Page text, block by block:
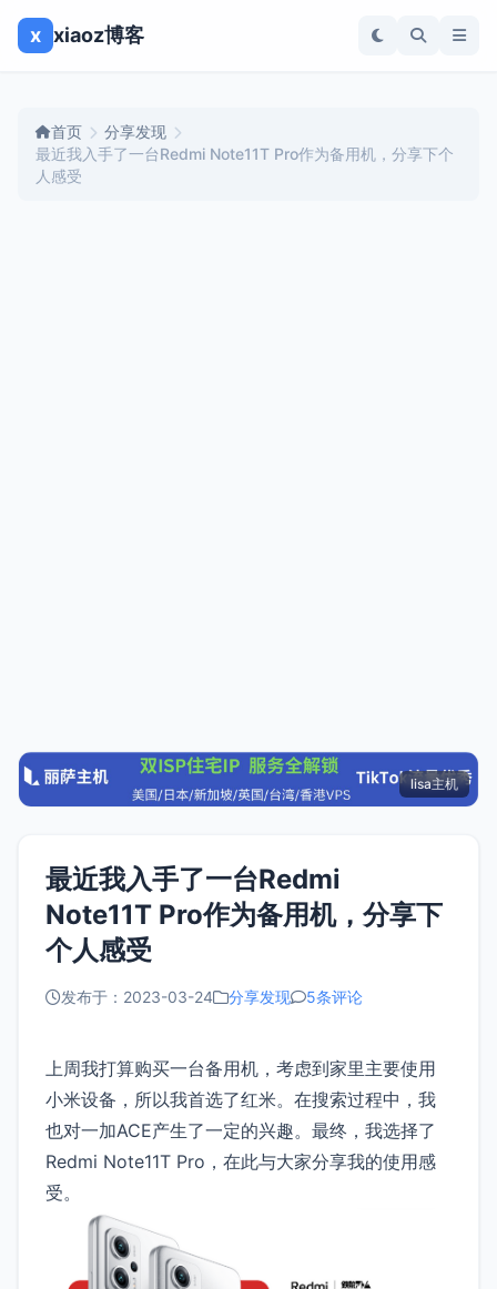
x xiaoz博客
首页
分享发现
最近我入手了一台Redmi Note11T Pro作为备用机，分享下个
人感受
lisa主机
最近我入手了一台Redmi
Note11T Pro作为备用机，分享下
个人感受
发布于：2023-03-24 分享发现 5条评论
上周我打算购买一台备用机，考虑到家里主要使用
小米设备，所以我首选了红米。在搜索过程中，我
也对一加ACE产生了一定的兴趣。最终，我选择了
Redmi Note11T Pro，在此与大家分享我的使用感
受。